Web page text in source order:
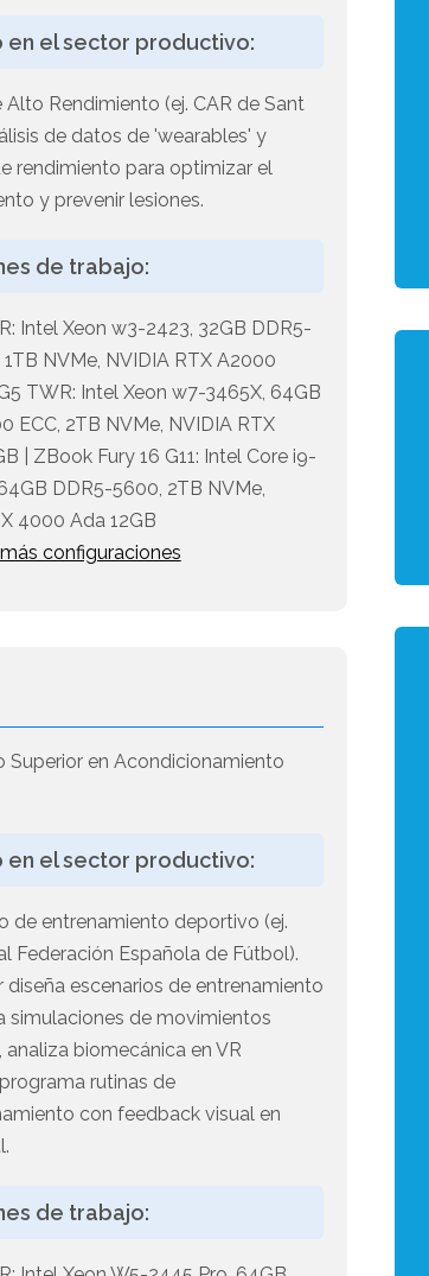
en el sector productivo:
Alto Rendimiento (ej. CAR de Sant
de datos de 'wearables' y
rendimiento para optimizar el
y prevenir lesiones.
de trabajo:
Intel Xeon w3-2423, 32GB DDR5-
NVMe, NVIDIA RTX A2000
TWR: Intel Xeon w7-3465X, 64GB
ECC, 2TB NVMe, NVIDIA RTX
| ZBook Fury 16 G11: Intel Core i9-
DDR5-5600, 2TB NVMe,
4000 Ada 12GB
configuraciones
Superior en Acondicionamiento
en el sector productivo:
de entrenamiento deportivo (ej.
Federación Española de Fútbol).
diseña escenarios de entrenamiento
simulaciones de movimientos
biomecánica en VR
rutinas de
con feedback visual en
de trabajo: